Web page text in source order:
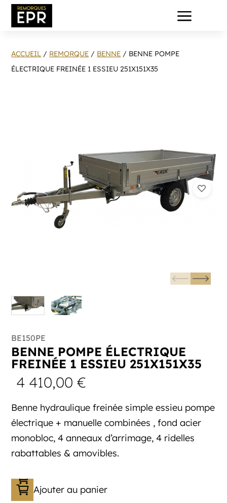
a
ACCUEIL / REMORQUE / BENNE / BENNE POMPE
ÉLECTRIQUE FREINÉE 1 ESSIEU 251X151X35
BE150PE
BENNE POMPE ÉLECTRIQUE
FREINÉE 1 ESSIEU 251X151X35
4 410,00€
Benne hydraulique freinée simple essieu pompe
électrique + manuelle combinées , fond acier
monobloc, 4 anneaux d’arrimage, 4 ridelles
rabattables & amovibles.
Ajouter au panier